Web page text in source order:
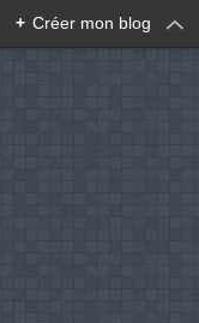
+ Créer mon blog